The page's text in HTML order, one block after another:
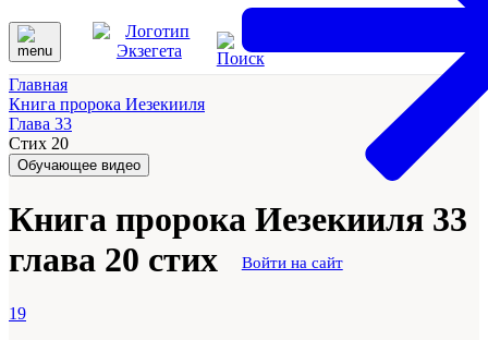
Войти на сайт
Главная
Книга пророка Иезекииля
Глава 33
Стих 20
Обучающее видео
Книга пророка Иезекииля 33
глава 20 стих
19